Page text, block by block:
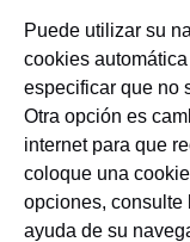
Puede utilizar su
cookies
especificar que no
Otra opción es
internet para que
coloque una
opciones, consulte
ayuda de su